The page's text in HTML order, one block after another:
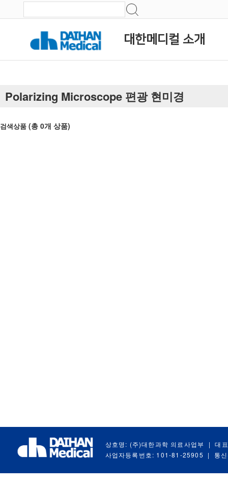
대한메디컬 소개
Polarizing Microscope 편광 현미경
검색상품 (총 0개 상품)
상호명: (주)대한과학 의료사업부 |
대
사업자등록번호: 101-81-25905
| 통